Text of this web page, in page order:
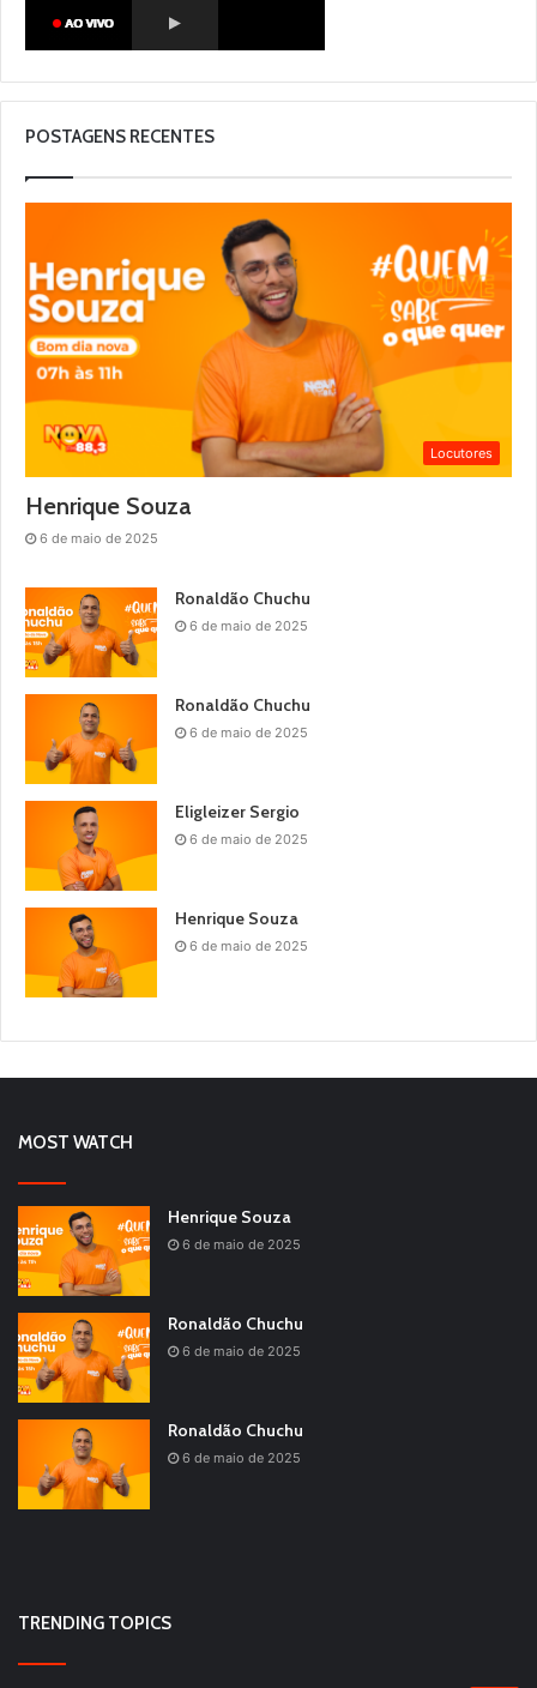
POSTAGENS RECENTES
Locutores
Henrique Souza
6 de maio de 2025
Ronaldão Chuchu
6 de maio de 2025
Ronaldão Chuchu
6 de maio de 2025
Eligleizer Sergio
6 de maio de 2025
Henrique Souza
6 de maio de 2025
MOST WATCH
Henrique Souza
6 de maio de 2025
Ronaldão Chuchu
6 de maio de 2025
Ronaldão Chuchu
6 de maio de 2025
TRENDING TOPICS